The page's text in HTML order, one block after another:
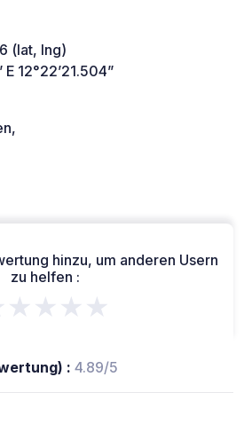
(lat, lng)
E 12°22’21.504”
hinzu, um anderen Usern
zu helfen :
: 4.89/5